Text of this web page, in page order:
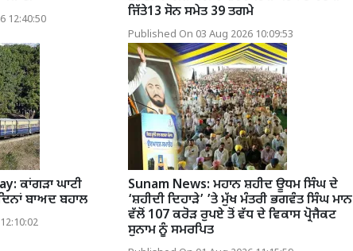
12:40:50
ਜਿੱਤੇ13 ਸੋਨ ਸਮੇਤ 39 ਤਗਮੇ
Published On 03 Aug 2026 10:09:53
ਕਾਂਗੜਾ ਘਾਟੀ
ਬਾਅਦ ਬਹਾਲ
Sunam News: ਮਹਾਨ ਸ਼ਹੀਦ ਊਧਮ ਸਿੰਘ ਦੇ
‘ਸ਼ਹੀਦੀ ਦਿਹਾੜੇ’ ’ਤੇ ਮੁੱਖ ਮੰਤਰੀ ਭਗਵੰਤ ਸਿੰਘ ਮਾਨ
ਵੱਲੋਂ 107 ਕਰੋੜ ਰੁਪਏ ਤੋਂ ਵੱਧ ਦੇ ਵਿਕਾਸ ਪ੍ਰੋਜੈਕਟ
ਸੁਨਾਮ ਨੂੰ ਸਮਰਪਿਤ